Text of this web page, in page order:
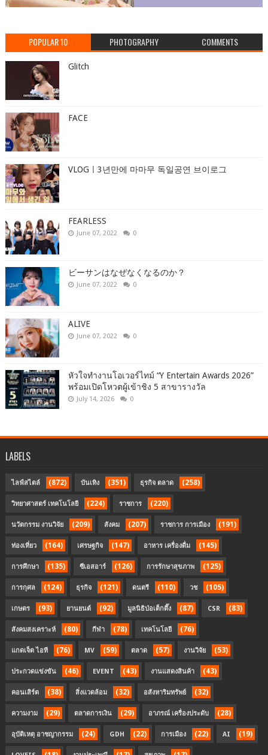
POPULAR 10 PHOTOGRAPHY COMMENTS
Glitch
FACE
VLOGㅣ3년만에 마마무 독일공연 브이로그
FEARLESS
June 07, 2022 0
ビーサンはなぜなくなるのか？
June 07, 2022 0
ALIVE
June 07, 2022 0
หัวใจทำงานโอเวอร์ไทม์ “Y Entertain Awards 2026”
พร้อมเปิดโหวตผู้เข้าชิง 5 สาขารางวัล
July 14, 2026 0
LABELS
ไลฟ์สไตล์ (872) บันเทิง (351) ธุรกิจ ตลาด (258)
วิทยาศาสตร์ เทคโนโลยี (224) ราชการ (220)
นวัตกรรม งานวิจัย (209) สังคม (207) ราชการ การเมือง (191)
ท่องเที่ยว (164) เศรษฐกิจ (147) อาหาร เครื่องดื่ม (145)
การศึกษา (135) ซีเอสอาร์ (126) การรักษาสุขภาพ (125)
การกุศล (124) ธุรกิจ (121) ดนตรี (110) วช (105)
เกษตร (93) ยานยนต์ (92) มูลนิธิป่อเต็กตึ๊ง (87) CSR (83)
สังคมสงเคราะห์ (80) กีฬา (78) เทคโนโลยี (76)
แกดเจ็ต ไอที (76) MV (59) ตลาด (57) งานวิจัย (53)
ประกวดแข่งขัน (46) EVENT (43) งานแสดงสินค้า (43)
คอนเสิร์ต (38) สิ่งแวดล้อม (32) อสังหาริมทรัพย์ (32)
ความงาม (29) ตลาดการเงิน (29) อาภรณ์ เครื่องประดับ (28)
อุบัติเหตุ อาชญากรรม (24) GDH (22) การเมือง (22) AI (19)